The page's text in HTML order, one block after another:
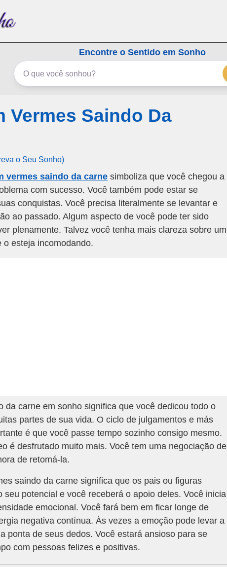
Encontre o Sentido em Sonho
Vermes Saindo Da
o Seu Sonho)
vermes saindo da carne simboliza que você chegou a
com sucesso. Você também pode estar se
conquistas. Você precisa literalmente se levantar e
ao passado. Algum aspecto de você pode ter sido
plenamente. Talvez você tenha mais clareza sobre um
o esteja incomodando.
da carne em sonho significa que você dedicou todo o
partes de sua vida. O ciclo de julgamentos e más
é que você passe tempo sozinho consigo mesmo.
é desfrutado muito mais. Você tem uma negociação de
de retomá-la.
saindo da carne significa que os pais ou figuras
seu potencial e você receberá o apoio deles. Você inicia
emocional. Você fará bem em ficar longe de
negativa contínua. Às vezes a emoção pode levar a
ponta de seus dedos. Você estará ansioso para se
com pessoas felizes e positivas.